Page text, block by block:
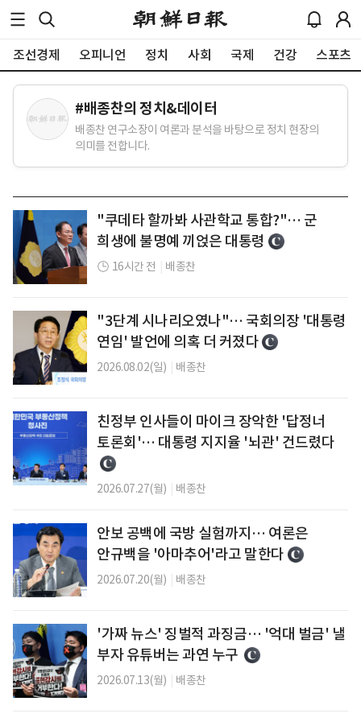
조선경제 오피니언 정치 사회 국제 건강 스포츠
#배종찬의 정치&데이터
배종찬 연구소장이 여론과 분석을 바탕으로 정치 현장의
의미를 전합니다.
"쿠데타 할까봐 사관학교 통합?"… 군
희생에 불명예 끼얹은 대통령
16시간 전 배종찬
"3단계 시나리오였나"… 국회의장 '대통령
연임' 발언에 의혹 더 커졌다
2026.08.02(일) 배종찬
친정부 인사들이 마이크 장악한 '답정너
토론회'… 대통령 지지율 '뇌관' 건드렸다
2026.07.27(월) 배종찬
안보 공백에 국방 실험까지… 여론은
안규백을 '아마추어'라고 말한다
2026.07.20(월) 배종찬
'가짜 뉴스' 징벌적 과징금… '억대 벌금' 낼
부자 유튜버는 과연 누구
2026.07.13(월) 배종찬